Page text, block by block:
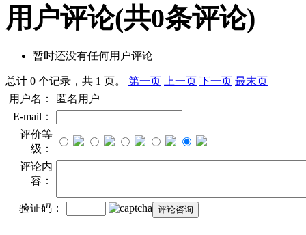
用户评论(共0条评论)
暂时还没有任何用户评论
总计 0 个记录，共 1 页。 第一页 上一页 下一页 最末页
用户名：
匿名用户
E-mail：
评价等
级：
评论内
容：
验证码：